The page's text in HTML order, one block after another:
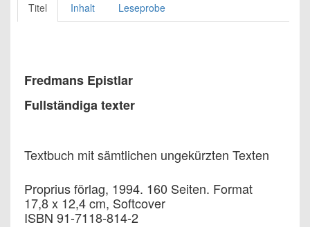
Titel Inhalt Leseprobe
Fredmans Epistlar
Fullständiga texter
Textbuch mit sämtlichen ungekürzten Texten
Proprius förlag, 1994. 160 Seiten. Format
17,8 x 12,4 cm, Softcover
ISBN 91-7118-814-2